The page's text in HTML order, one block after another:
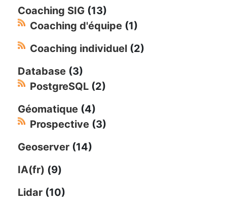
Coaching SIG (13)
Coaching d'équipe (1)
Coaching individuel (2)
Database (3)
PostgreSQL (2)
Géomatique (4)
Prospective (3)
Geoserver (14)
IA(fr) (9)
Lidar (10)